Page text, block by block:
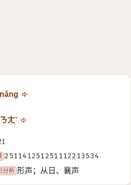
nǎng
ㄋㄤˇ
251141251251112213534
分析 形声；从日、襄声